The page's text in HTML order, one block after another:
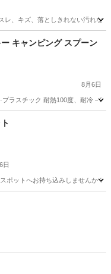
レ、キズ、落としきれない汚れ
キャンピング スプーン
8月6日
プラスチック 耐熱100度、耐冷
スプーン
日
トへお持ち込みしませんか？